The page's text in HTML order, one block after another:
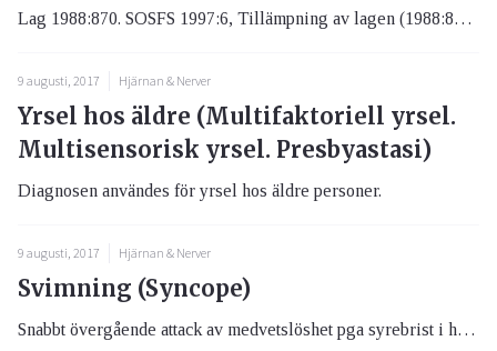
Lag 1988:870. SOSFS 1997:6, Tillämpning av lagen (1988:870) om vård av missbrukare i vissa fall. Socialtjänstlag 2001:45...
9 augusti, 2017 Hjärnan & Nerver
Yrsel hos äldre (Multifaktoriell yrsel.
Multisensorisk yrsel. Presbyastasi)
Diagnosen användes för yrsel hos äldre personer.
9 augusti, 2017 Hjärnan & Nerver
Svimning (Syncope)
Snabbt övergående attack av medvetslöshet pga syrebrist i hjärnan.